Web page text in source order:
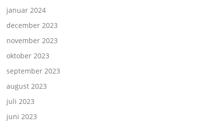
januar 2024
december 2023
november 2023
oktober 2023
september 2023
august 2023
juli 2023
juni 2023